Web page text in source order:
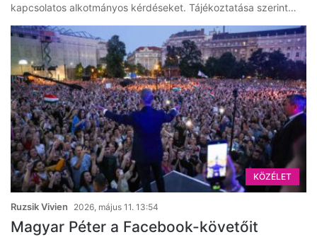
kapcsolatos alkotmányos kérdéseket. Tájékoztatása szerint…
KÖZÉLET
Ruzsik Vivien 2026, május 11. 13:54
Magyar Péter a Facebook-követőit